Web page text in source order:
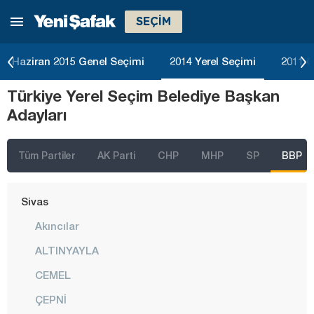
SEÇİM
Haziran 2015 Genel Seçimi 2014 Yerel Seçimi 2011
Türkiye Yerel Seçim Belediye Başkan
Adayları
Tüm Partiler AK Parti CHP MHP SP BBP
Ordu
Sakarya
Samsun
Sinop
Sivas
Akıncılar
ALTINYAYLA
CEMEL
ÇEPNİ